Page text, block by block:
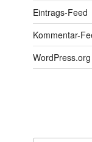
Eintrags-Feed
Kommentar-
WordPress.org